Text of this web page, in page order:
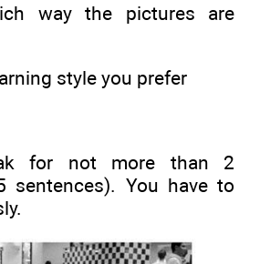
way the pictures are
style you prefer
for not more than 2
sentences). You have to